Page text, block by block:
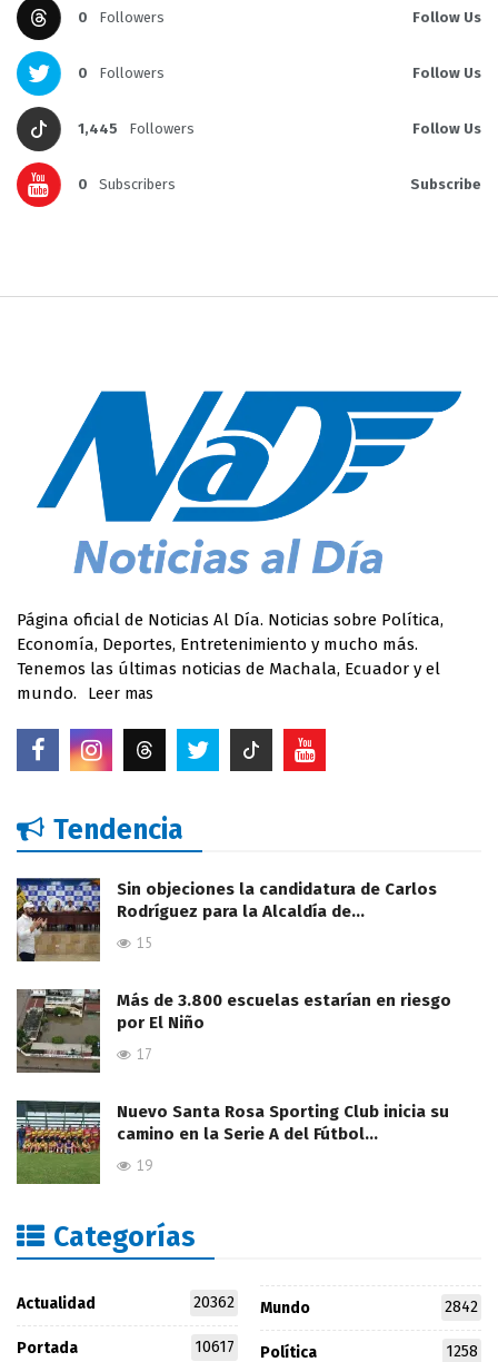
0 Followers Follow Us
0 Followers Follow Us
1,445 Followers Follow Us
0 Subscribers Subscribe
Página oficial de Noticias Al Día. Noticias sobre Política,
Economía, Deportes, Entretenimiento y mucho más.
Tenemos las últimas noticias de Machala, Ecuador y el
mundo.
Leer mas
Tendencia
Sin objeciones la candidatura de Carlos
Rodríguez para la Alcaldía de…
15
Más de 3.800 escuelas estarían en riesgo
por El Niño
17
Nuevo Santa Rosa Sporting Club inicia su
camino en la Serie A del Fútbol…
19
Categorías
Actualidad 20362
Portada 10617
Mundo 2842
Política 1258